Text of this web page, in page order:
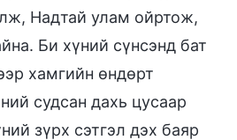
Надтай улам ойртож,
Би хүний сүнсэнд бат
хамгийн өндөрт
судсан дахь цусаар
зүрх сэтгэл дэх баяр